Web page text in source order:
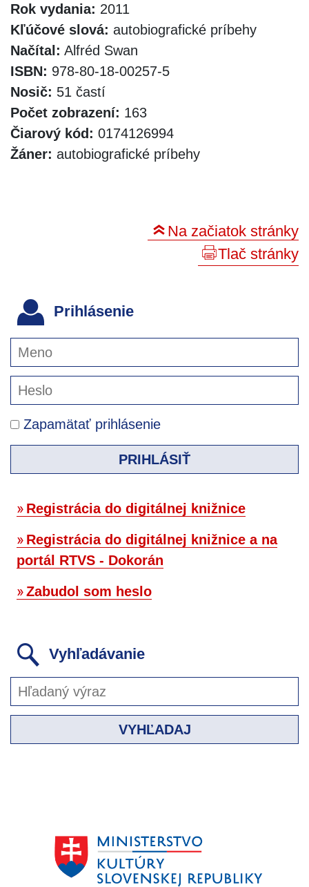
Rok vydania: 2011
Kľúčové slová: autobiografické príbehy
Načítal: Alfréd Swan
ISBN: 978-80-18-00257-5
Nosič: 51 častí
Počet zobrazení: 163
Čiarový kód: 0174126994
Žáner: autobiografické príbehy
Na začiatok stránky
Tlač stránky
Prihlásenie
Zapamätať prihlásenie
PRIHLÁSIŤ
Registrácia do digitálnej knižnice
Registrácia do digitálnej knižnice a na
portál RTVS - Dokorán
Zabudol som heslo
Vyhľadávanie
VYHĽADAJ